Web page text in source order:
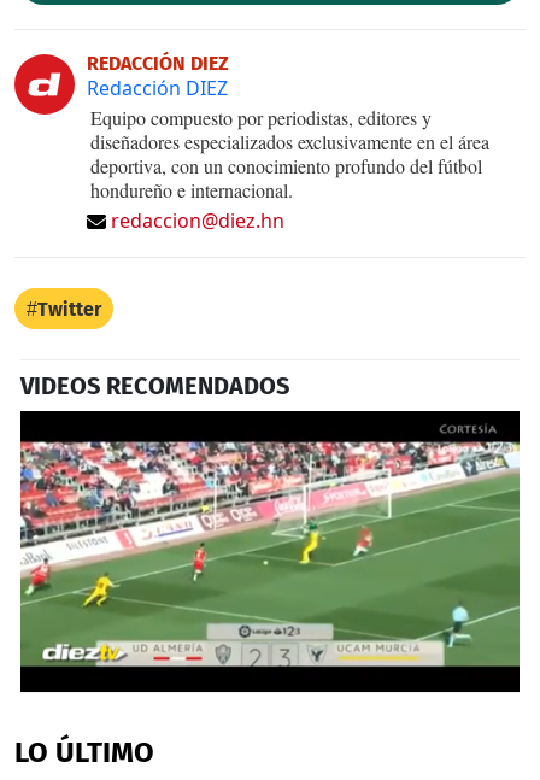
REDACCIÓN DIEZ
Redacción DIEZ
Equipo compuesto por periodistas, editores y
diseñadores especializados exclusivamente en el área
deportiva, con un conocimiento profundo del fútbol
hondureño e internacional.
redaccion@diez.hn
Twitter
VIDEOS RECOMENDADOS
of
45
LO ÚLTIMO